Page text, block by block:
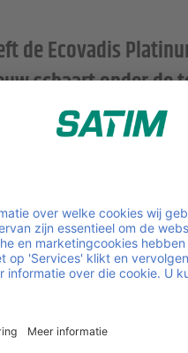
de Ecovadis
schaart onder de
– inmiddels al
de Ecovadis Platinum-
veel andere bedrijven
de algehele
bedanken
footprint van onze
klanten als binnen